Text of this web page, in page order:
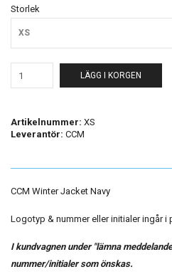
Storlek
XS
LÄGG I KORGEN
Artikelnummer: XS
Leverantör: CCM
CCM Winter Jacket Navy
Logotyp & nummer eller initialer ingår i
I kundvagnen under "lämna
nummer/initialer som önskas.